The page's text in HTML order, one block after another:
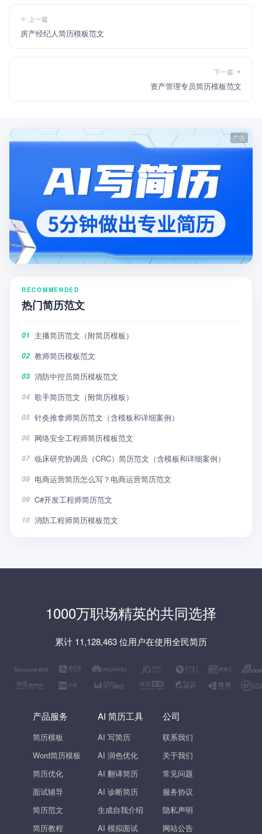
上一篇
房产经纪人简历模板范文
下一篇
资产管理专员简历模板范文
RECOMMENDED
热门简历范文
01 主播简历范文（附简历模板）
02 教师简历模板范文
03 消防中控员简历模板范文
04 歌手简历范文（附简历模板）
05 针灸推拿师简历范文（含模板和详细案例）
06 网络安全工程师简历模板范文
07 临床研究协调员（CRC）简历范文（含模板和详细案例）
08 电商运营简历怎么写？电商运营简历范文
09 C#开发工程师简历范文
10 消防工程师简历模板范文
1000万职场精英的共同选择
累计 11,128,463 位用户在使用全民简历
产品服务
简历模板
Word简历模板
简历优化
面试辅导
简历范文
简历教程
AI 简历工具
AI 写简历
AI 润色优化
AI 翻译简历
AI 诊断简历
生成自我介绍
AI 模拟面试
公司
联系我们
关于我们
常见问题
服务协议
隐私声明
网站公告